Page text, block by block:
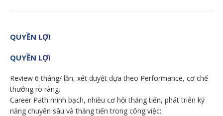
QUYỀN LỢI
QUYỀN LỢI
Review 6 tháng/ lần, xét duyệt dựa theo Performance, cơ chế
thưởng rõ ràng.
Career Path minh bạch, nhiều cơ hội thăng tiến, phát triển kỹ
năng chuyên sâu và thăng tiến trong công việc;